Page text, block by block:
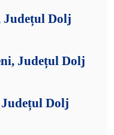
Județul Dolj
Județul Dolj
Dolj